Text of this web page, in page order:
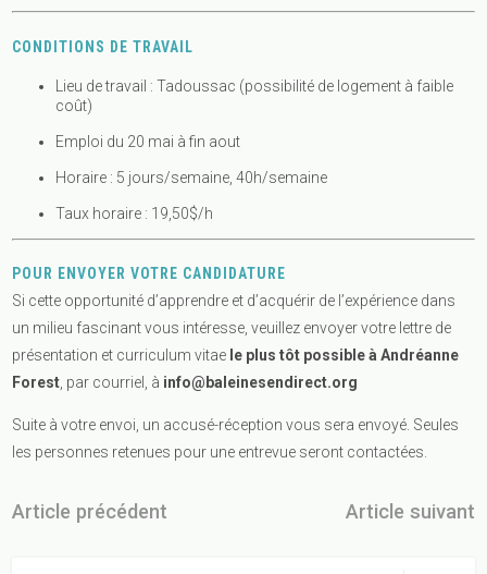
CONDITIONS DE TRAVAIL
Lieu de travail : Tadoussac (possibilité de logement à faible
coût)
Emploi du 20 mai à fin aout
Horaire : 5 jours/semaine, 40h/semaine
Taux horaire : 19,50$/h
POUR ENVOYER VOTRE CANDIDATURE
Si cette opportunité d’apprendre et d’acquérir de l’expérience dans
un milieu fascinant vous intéresse, veuillez envoyer votre lettre de
présentation et curriculum vitae le plus tôt possible à Andréanne
Forest, par courriel, à info@baleinesendirect.org
Suite à votre envoi, un accusé-réception vous sera envoyé. Seules
les personnes retenues pour une entrevue seront contactées.
Article précédent Article suivant